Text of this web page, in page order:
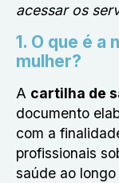
acessar os
1. O que é a
mulher?
A cartilha de
documento
com a
profissionais
saúde ao